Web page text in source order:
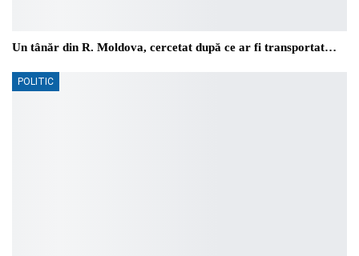
Un tânăr din R. Moldova, cercetat după ce ar fi transportat…
POLITIC